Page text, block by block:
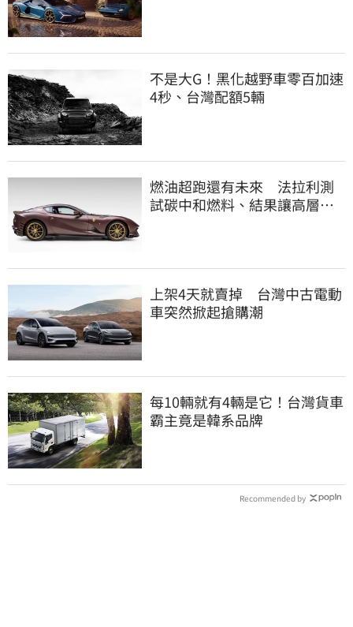
不是大G！黑化越野車零百加速
4秒、台灣配額5輛
燃油超跑還有未來 法拉利測
試碳中和燃料、結果讓高層笑
上架4天就賣掉 台灣中古電動
車突然掀起搶購潮
每10輛就有4輛是它！台灣貨車
霸主竟是韓系品牌
Recommended by